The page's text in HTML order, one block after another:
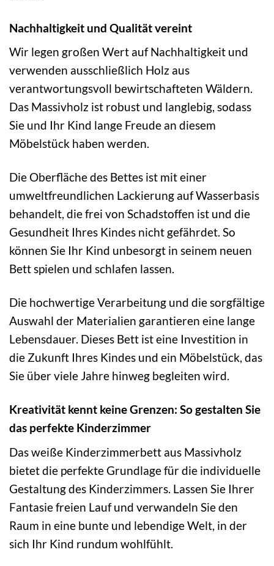
Nachhaltigkeit und Qualität vereint
Wir legen großen Wert auf Nachhaltigkeit und
verwenden ausschließlich Holz aus
verantwortungsvoll bewirtschafteten Wäldern.
Das Massivholz ist robust und langlebig, sodass
Sie und Ihr Kind lange Freude an diesem
Möbelstück haben werden.
Die Oberfläche des Bettes ist mit einer
umweltfreundlichen Lackierung auf Wasserbasis
behandelt, die frei von Schadstoffen ist und die
Gesundheit Ihres Kindes nicht gefährdet. So
können Sie Ihr Kind unbesorgt in seinem neuen
Bett spielen und schlafen lassen.
Die hochwertige Verarbeitung und die sorgfältige
Auswahl der Materialien garantieren eine lange
Lebensdauer. Dieses Bett ist eine Investition in
die Zukunft Ihres Kindes und ein Möbelstück, das
Sie über viele Jahre hinweg begleiten wird.
Kreativität kennt keine Grenzen: So gestalten Sie
das perfekte Kinderzimmer
Das weiße Kinderzimmerbett aus Massivholz
bietet die perfekte Grundlage für die individuelle
Gestaltung des Kinderzimmers. Lassen Sie Ihrer
Fantasie freien Lauf und verwandeln Sie den
Raum in eine bunte und lebendige Welt, in der
sich Ihr Kind rundum wohlfühlt.